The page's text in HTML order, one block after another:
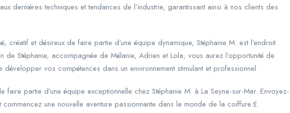
dernières techniques et tendances de l’industrie, garantissant ainsi à nos clients des
créatif et désireux de faire partie d’une équipe dynamique, Stéphanie M. est l’endroit
de Stéphanie, accompagnée de Mélanie, Adrien et Lola, vous aurez l’opportunité de
développer vos compétences dans un environnement stimulant et professionnel.
partie d’une équipe exceptionnelle chez Stéphanie M. à La Seyne-sur-Mer. Envoyez-
commencez une nouvelle aventure passionnante dans le monde de la coiffure.£